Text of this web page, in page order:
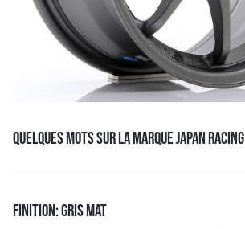
QUELQUES MOTS SUR LA MARQUE JAPAN RACING
FINITION: GRIS MAT